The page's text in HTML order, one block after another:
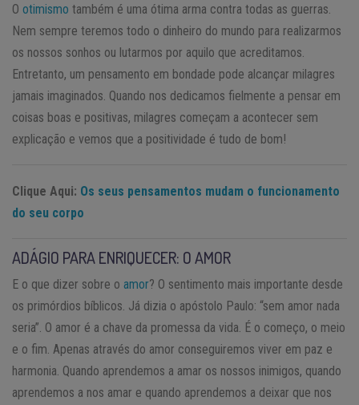
O otimismo também é uma ótima arma contra todas as guerras.
Nem sempre teremos todo o dinheiro do mundo para realizarmos
os nossos sonhos ou lutarmos por aquilo que acreditamos.
Entretanto, um pensamento em bondade pode alcançar milagres
jamais imaginados. Quando nos dedicamos fielmente a pensar em
coisas boas e positivas, milagres começam a acontecer sem
explicação e vemos que a positividade é tudo de bom!
Clique Aqui: Os seus pensamentos mudam o funcionamento
do seu corpo
ADÁGIO PARA ENRIQUECER: O AMOR
E o que dizer sobre o amor? O sentimento mais importante desde
os primórdios bíblicos. Já dizia o apóstolo Paulo: “sem amor nada
seria”. O amor é a chave da promessa da vida. É o começo, o meio
e o fim. Apenas através do amor conseguiremos viver em paz e
harmonia. Quando aprendemos a amar os nossos inimigos, quando
aprendemos a nos amar e quando aprendemos a deixar que nos